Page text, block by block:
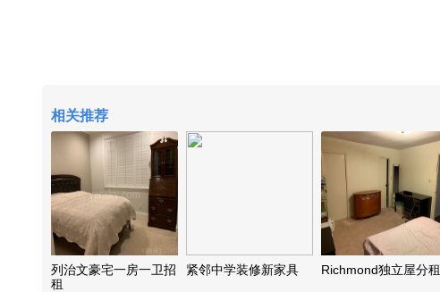
相关推荐
列治文豪宅一房一卫招
租
紧邻中学装修新家具 Richmond独立屋分租